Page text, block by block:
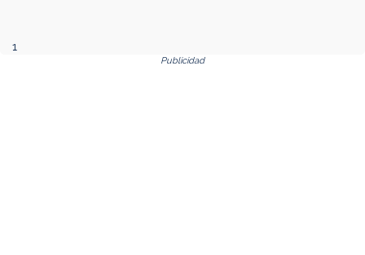
1
Publicidad